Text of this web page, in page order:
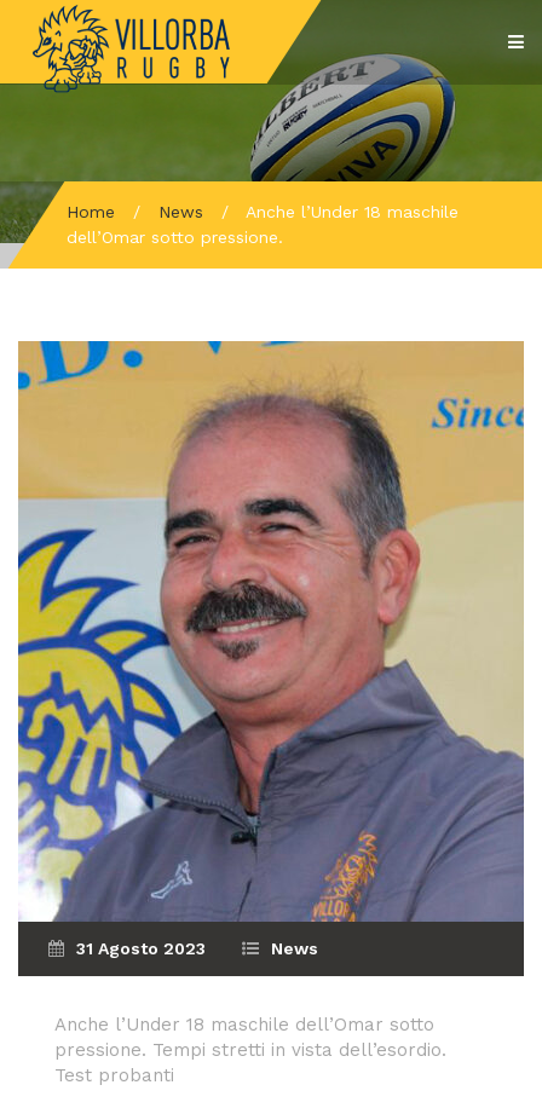
Home / News /
Anche l’Under 18 maschile
dell’Omar sotto pressione.
31 Agosto 2023 News
Anche l’Under 18 maschile dell’Omar sotto
pressione. Tempi stretti in vista dell’esordio.
Test probanti